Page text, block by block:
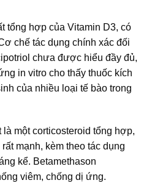
tổng hợp của Vitamin D3, có
chế tác dụng chính xác đối
chưa được hiểu đầy đủ,
in vitro cho thấy thuốc kích
của nhiều loại tế bào trong
một corticosteroid tổng hợp,
mạnh, kèm theo tác dụng
kể. Betamethason
viêm, chống dị ứng.